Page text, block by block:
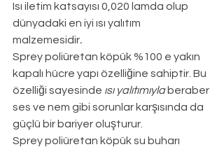
Isı iletim katsayısı 0,020 lamda olup
dünyadaki en iyi ısı yalıtım
malzemesidir.
Sprey poliüretan köpük %100 e yakın
kapalı hücre yapı özelliğine sahiptir. Bu
özelliği sayesinde ısı yalıtımıyla beraber
ses ve nem gibi sorunlar karşısında da
güçlü bir bariyer oluşturur.
Sprey poliüretan köpük su buharı